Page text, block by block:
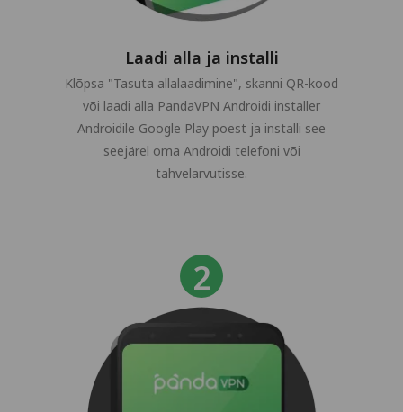
Laadi alla ja installi
Klõpsa "Tasuta allalaadimine", skanni QR-kood
või laadi alla PandaVPN Androidi installer
Androidile Google Play poest ja installi see
seejärel oma Androidi telefoni või
tahvelarvutisse.